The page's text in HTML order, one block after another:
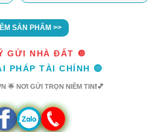
SẢN PHẨM >>
GỬI NHÀ ĐẤT 🔘
PHÁP TÀI CHÍNH 🔵
🌟 NƠI GỬI TRỌN NIỀM TIN❗💕